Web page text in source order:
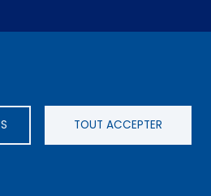
TOUT ACCEPTER